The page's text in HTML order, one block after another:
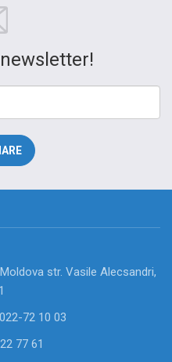
str. Vasile Alecsandri,
1
022-72 10 03
77 61